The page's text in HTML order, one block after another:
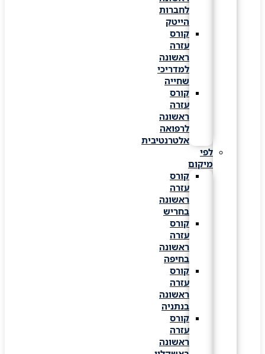
לחברות
הייטק
קורס
עזרה
ראשונה
למדריכי
שחייה
קורס
עזרה
ראשונה
לרפואה
אלטרנטיבית
לפי
מיקום
קורס
עזרה
ראשונה
בחריש
קורס
עזרה
ראשונה
בחיפה
קורס
עזרה
ראשונה
בנתניה
קורס
עזרה
ראשונה